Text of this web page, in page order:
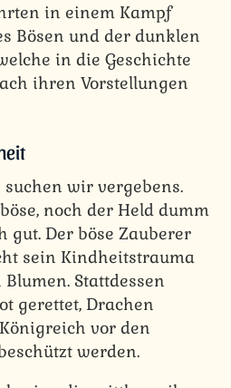
in einem Kampf
Bösen und der dunklen
in die Geschichte
ihren Vorstellungen
wir vergebens.
noch der Held dumm
gut. Der böse Zauberer
sein Kindheitstrauma
Stattdessen
gerettet, Drachen
vor den
werden.